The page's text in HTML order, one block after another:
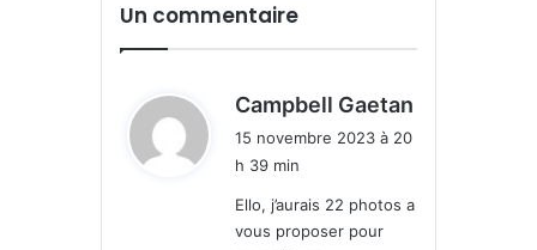
Un commentaire
Campbell Gaetan
:
15 novembre 2023 à 20
h 39 min
Ello, j’aurais 22 photos a
vous proposer pour